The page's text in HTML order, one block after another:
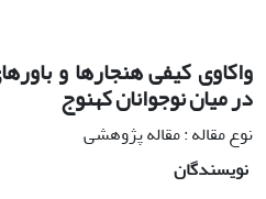
واکاوی کیفی هنجارها و
در میان نوجوانان کهنوج
نوع مقاله : مقاله پژوهشی
نویسندگان